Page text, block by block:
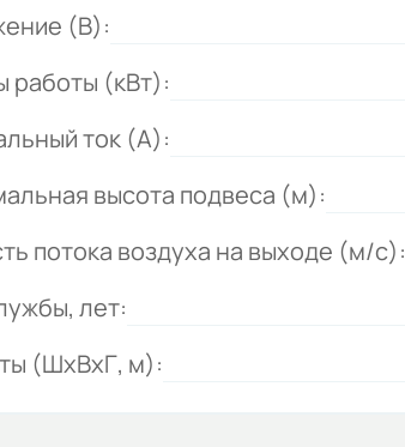
(В):
работы (кВт):
ток (А):
высота подвеса (м):
потока воздуха на выходе (м/c):
лет:
(ШхВхГ, м):